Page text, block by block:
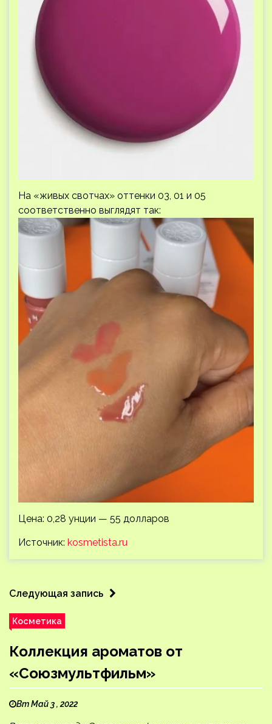
На «живых свотчах» оттенки 03, 01 и 05
соответственно выглядят так:
Цена: 0,28 унции — 55 долларов
Источник: kosmetista.ru
Следующая запись
Косметика
Коллекция ароматов от
«Союзмультфильм»
Вт Май 3 , 2022